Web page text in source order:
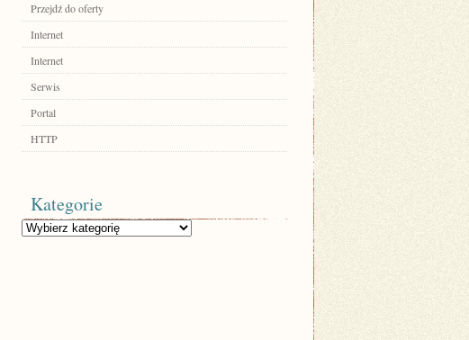
Przejdź do oferty
Internet
Internet
Serwis
Portal
HTTP
Kategorie
Kategorie